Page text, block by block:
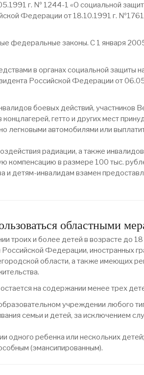
г. № 1244-1 «О социальной
Федерации от 18.10.1991 г.
законы. С 1 января
в органах социальной защиты
Российской Федерации от
боевых действий, участников
гетто и других мест
легковыми автомобилями или
радиации, а также
в размере 100 тыс.
и детям-инвалидам взамен
областными
троих и более детей в возрасте до
Федерации, иностранных
области, а также имеющих
на содержании менее трех
учреждении любого
семьи и детей, за исключением
одного ребенка или нескольких детей;
(эмансипированным).